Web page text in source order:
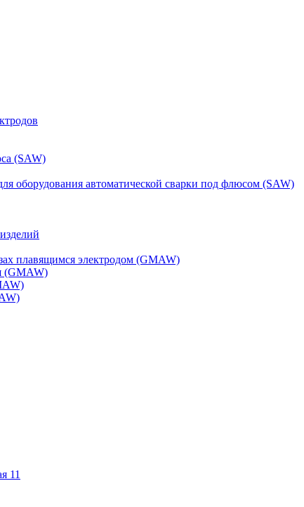
(SAW)
оборудования автоматической сварки под флюсом (SAW)
плавящимся электродом (GMAW)
(GMAW)
11